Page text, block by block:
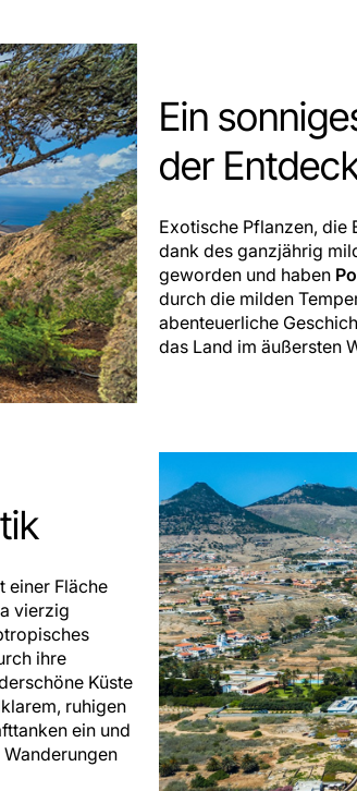
Ein
der
Exotische Pflanzen, die
dank des ganzjährig
geworden und haben
durch die milden
abenteuerliche
das Land im äußersten
einer Fläche
vierzig
ihre
Küste
ruhigen
ein und